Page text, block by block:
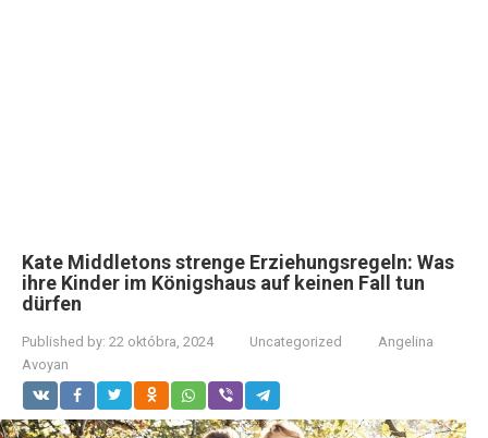
Kate Middletons strenge Erziehungsregeln: Was
ihre Kinder im Königshaus auf keinen Fall tun
dürfen
Published by: 22 októbra, 2024 Uncategorized
Angelina
Avoyan